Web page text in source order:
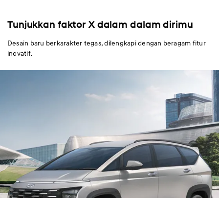
Tunjukkan faktor X dalam dalam dirimu
Desain baru berkarakter tegas, dilengkapi dengan beragam fitur
inovatif.